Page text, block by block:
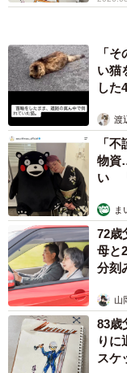
「
い猫
した
渡
「
物資
い
ま
72歳
母と
分刻
山
83歳
りに
スケ